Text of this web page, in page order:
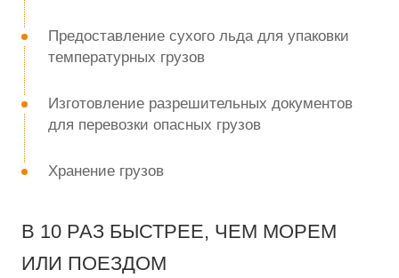
Предоставление сухого льда для упаковки
температурных грузов
Изготовление разрешительных документов
для перевозки опасных грузов
Хранение грузов
В 10 РАЗ БЫСТРЕЕ, ЧЕМ МОРЕМ
ИЛИ ПОЕЗДОМ